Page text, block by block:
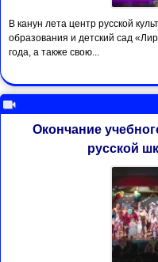
В канун лета центр русской
образования и детский сад
года, а также свою...
Окончание
русской